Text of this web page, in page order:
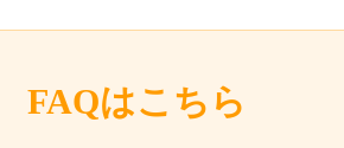
FAQはこちら